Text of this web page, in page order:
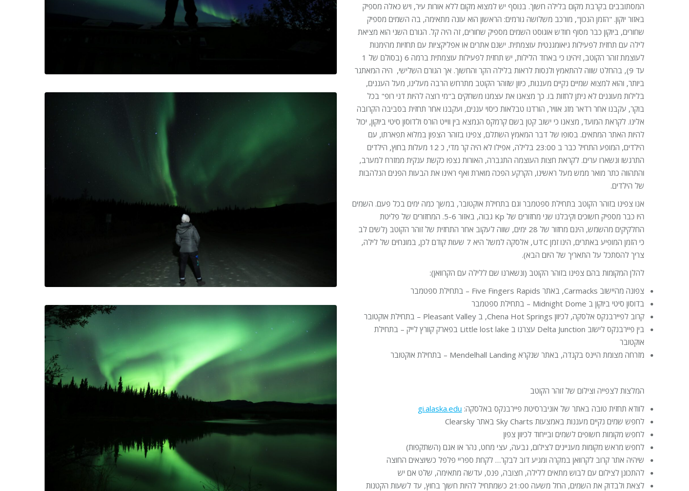
המסתובבים בקרבת מקום בלילה חשוך. בנוסף יש למצוא מקום ללא אורות עיר, ויש כאלה מספיק
באזור יוקון. "הזמן הנכון", מורכב משלושה גורמים: הראשון הוא עונה מתאימה, בה השמים מספיק
שחורים, ביוקון כבר מסוף חודש אוגוסט השמים מספיק שחורים, זה היה קל. הגורם השני הוא מציאת
לילה עם תחזית לפעילות גיאומגנטית עוצמתית. ישנם אתרים או אפליקציות עם תחזיות מהימנות
לעוצמת זוהר הקוטב, זיהינו כי באחד הלילות, יש תחזית לפעילות עוצמתית ברמה 6 (בסולם של 1
עד 9), בהחלט שווה להתאמץ ולנסות לראות בלילה הקר והחשוך. אך הגורם השלישי, היה המאתגר
ביותר, והוא למצוא שמיים נקיים מעננות, כיוון שזוהר הקוטב מתרחש הרבה מעלינו, מעל העננים,
בלילות מעוננים לא ניתן לחזות בו. כך מצאנו את עצמנו משחקים ב"מי רוצה להיות דני רופ" בכל
בוקר, עקבנו אחר רדאר מזג אוויר, הורדנו טבלאות כיסוי עננים, ועקבנו אחר תחזית בסביבה הקרובה
אלינו. לקראת המועד, מצאנו כי ישוב קטן בשם קרמקס הנמצא בין ווייט הורס ולדוסון סיטי ביוקון, יכול
להיות האתר המתאים. בסופו של דבר המאמץ השתלם, צפינו בזוהר הצפון במלוא תפארתו, עם
הילדים, המופע התחיל כבר ב 23:00 בלילה, אפילו לא היה קר מדי, כ 12 מעלות בחוץ, הילדים
התרגשו ונשארו ערים. לקראת חצות העוצמה התגברה, האורות נצפו כקשת ענקית ממזרח למערב,
והתהווה כתר מואר ממש מעל ראשינו, הקרקע הפכה מוארת ואף ראינו את הבעות הפנים הנלהבות
של הילדים.
אנו צפינו בזוהר הקוטב בתחילת ספטמבר וגם בתחילת אוקטובר, במשך כמה ימים בכל פעם. השמים
היו כבר מספיק חשוכים וקיבלנו שני מחזורים של Kp גבוה, באזור 5-6. המחזורים של פליטת
החלקיקים מהשמש, הינם מחזור של 28 ימים, שווה לעקוב אחר התחזית של זוהר הקוטב (לשים לב
כי הזמן המופיע באתרים, הינו זמן UTC, אלסקה למשל היא 7 שעות קודם לכן, במונחים של לילה,
צריך להסתכל על התאריך של היום הבא).
להלן המקומות בהם צפינו בזוהר הקוטב (ונשארנו שם ללילה עם הקרוואן):
צפונה מהיישוב Carmacks, באתר Five Fingers Rapids – בתחילת ספטמבר
בדוסון סיטי ביוקון ב Midnight Dome – בתחילת ספטמבר
קרוב לפיירבנקס אלסקה, לכיוון Chena Hot Springs, ב Pleasant Valley – בתחילת אוקטובר
בין פיירבנקס לישוב Delta Junction עצרנו ב Little lost lake בפארק קוורץ לייק – בתחילת
אוקטובר
מזרחה מצומת היינס בקנדה, באתר שנקרא Mendelhall Landing – בתחילת אוקטובר
המלצות לצפייה וצילום של זוהר הקוטב
לוודא תחזית טובה באתר של אוניברסיטת פיירבנקס באלסקה: gi.alaska.edu
לחפש שמים נקיים מעננות באמצעות Sky Charts באתר Clearsky
לחפש מקומות חשופים לשמים ובייחוד לכיוון צפון
לחפש מראש מקומות מעניינים לצילום, גבעה, עצי מחט, נהר או אגם (השתקפות)
שיהיה אתר קרוב לקרוואן במקרה ומגיע דוב לבקר… לקחת ספריי פלפל כשיוצאים החוצה
להתכונן לצילום עם לבוש מתאים ללילה, חצובה, פנס, עדשה מתאימה, שלט אם יש
לצאת ולבדוק את השמים, החל משעה 21:00 כשמתחיל להיות חשוך בחוץ, עד לשעות הקטנות